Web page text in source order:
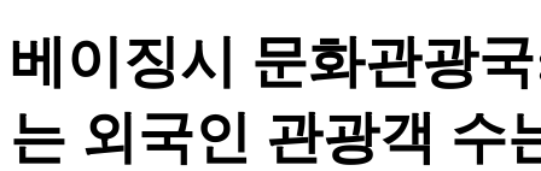
베이징시 문화관광
는 외국인 관광객 수